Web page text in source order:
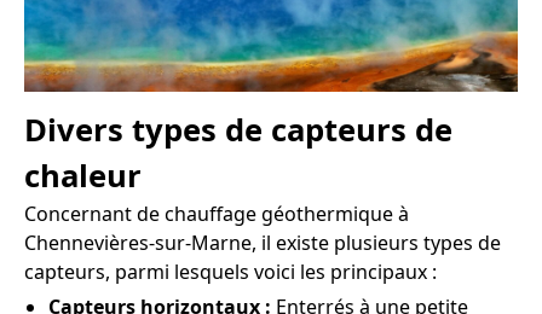
Divers types de capteurs de
chaleur
Concernant de chauffage géothermique à
Chennevières-sur-Marne, il existe plusieurs types de
capteurs, parmi lesquels voici les principaux :
Capteurs horizontaux : Enterrés à une petite